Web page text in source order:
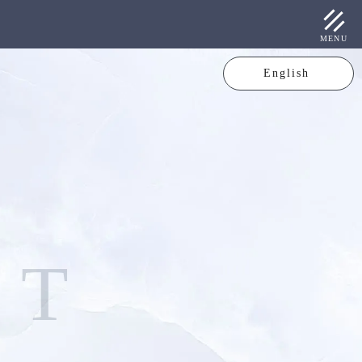
MENU
English
T